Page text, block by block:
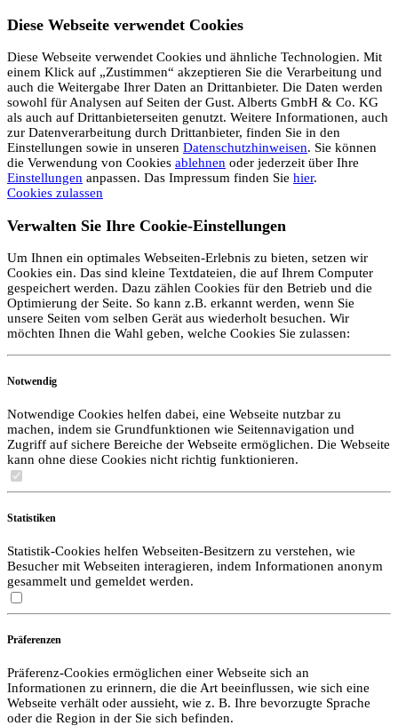
Diese Webseite verwendet Cookies
Diese Webseite verwendet Cookies und ähnliche Technologien. Mit
einem Klick auf „Zustimmen“ akzeptieren Sie die Verarbeitung und
auch die Weitergabe Ihrer Daten an Drittanbieter. Die Daten werden
sowohl für Analysen auf Seiten der Gust. Alberts GmbH & Co. KG
als auch auf Drittanbieterseiten genutzt. Weitere Informationen, auch
zur Datenverarbeitung durch Drittanbieter, finden Sie in den
Einstellungen sowie in unseren Datenschutzhinweisen. Sie können
die Verwendung von Cookies ablehnen oder jederzeit über Ihre
Einstellungen anpassen. Das Impressum finden Sie hier.
Cookies zulassen
Verwalten Sie Ihre Cookie-Einstellungen
Um Ihnen ein optimales Webseiten-Erlebnis zu bieten, setzen wir
Cookies ein. Das sind kleine Textdateien, die auf Ihrem Computer
gespeichert werden. Dazu zählen Cookies für den Betrieb und die
Optimierung der Seite. So kann z.B. erkannt werden, wenn Sie
unsere Seiten vom selben Gerät aus wiederholt besuchen. Wir
möchten Ihnen die Wahl geben, welche Cookies Sie zulassen:
Notwendig
Notwendige Cookies helfen dabei, eine Webseite nutzbar zu
machen, indem sie Grundfunktionen wie Seitennavigation und
Zugriff auf sichere Bereiche der Webseite ermöglichen. Die Webseite
kann ohne diese Cookies nicht richtig funktionieren.
Statistiken
Statistik-Cookies helfen Webseiten-Besitzern zu verstehen, wie
Besucher mit Webseiten interagieren, indem Informationen anonym
gesammelt und gemeldet werden.
Präferenzen
Präferenz-Cookies ermöglichen einer Webseite sich an
Informationen zu erinnern, die die Art beeinflussen, wie sich eine
Webseite verhält oder aussieht, wie z. B. Ihre bevorzugte Sprache
oder die Region in der Sie sich befinden.